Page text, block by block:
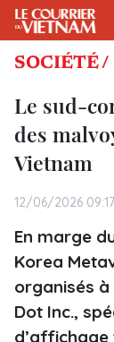
SOCIÉTÉ /
Le sud-
des
Vietnam
12/06/2026 09:17
En marge
Korea
organisés à
Dot Inc.,